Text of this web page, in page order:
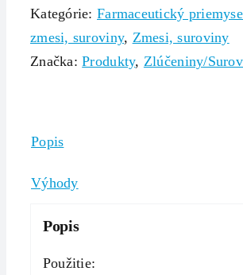
Kategórie: Farmaceutický
zmesi, suroviny, Zmesi, suroviny
Značka:Produkty, Zlúčeniny/
Popis
Výhody
Popis
Použitie: